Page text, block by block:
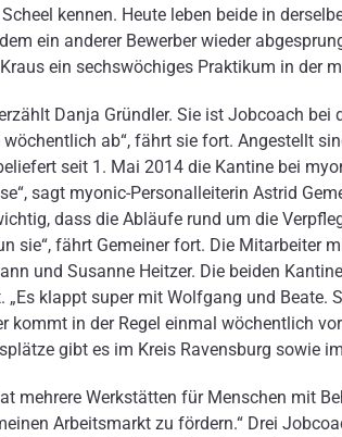
kennen. Heute leben beide in
ein anderer Bewerber wieder
ein sechswöchiges Praktikum in der
Danja Gründler. Sie ist Jobcoach
ab“, fährt sie fort. Angestellt
seit 1. Mai 2014 die Kantine bei
sagt myonic-Personalleiterin Astrid
dass die Abläufe rund um die
sie“, fährt Gemeiner fort. Die Mitarbeiter
und Susanne Heitzer. Die beiden
„Es klappt super mit Wolfgang und Beate.
kommt in der Regel einmal wöchentlich
gibt es im Kreis Ravensburg sowie
mehrere Werkstätten für Menschen mit
Arbeitsmarkt zu fördern.“ Drei